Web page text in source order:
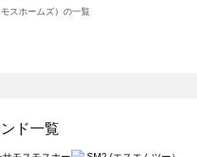
スホームズ）の一覧
イサマンサモスモス）の一覧
ブルー）の一覧
ド一覧